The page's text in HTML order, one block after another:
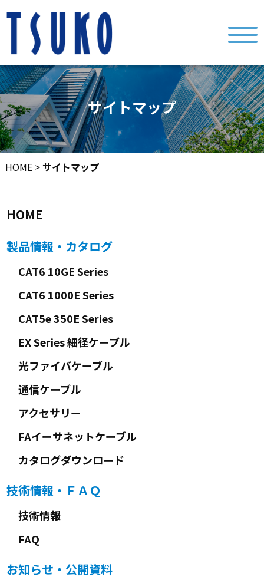
サイトマップ
HOME > サイトマップ
HOME
製品情報・カタログ
CAT6 10GE Series
CAT6 1000E Series
CAT5e 350E Series
EX Series 細径ケーブル
光ファイバケーブル
通信ケーブル
アクセサリー
FAイーサネットケーブル
カタログダウンロード
技術情報・ＦＡＱ
技術情報
FAQ
お知らせ・公開資料